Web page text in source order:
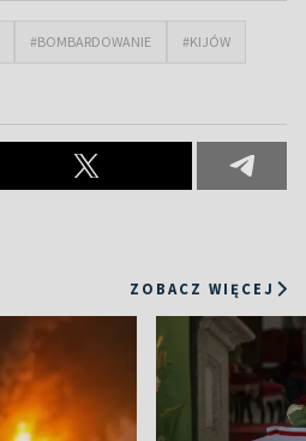
#BOMBARDOWANIE #KIJÓW
ZOBACZ WIĘCEJ